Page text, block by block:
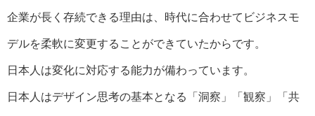
企業が長く存続できる理由は、時代に合わせてビジネスモ
デルを柔軟に変更することができていたからです。
日本人は変化に対応する能力が備わっています。
日本人はデザイン思考の基本となる「洞察」「観察」「共